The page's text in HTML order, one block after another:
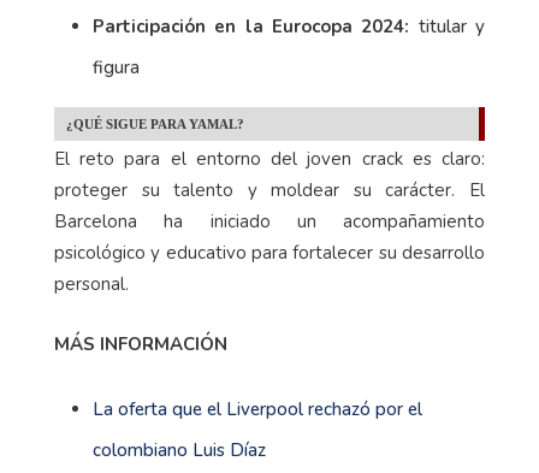
Participación en la Eurocopa 2024: titular y
figura
¿QUÉ SIGUE PARA YAMAL?
El reto para el entorno del joven crack es claro:
proteger su talento y moldear su carácter. El
Barcelona ha iniciado un acompañamiento
psicológico y educativo para fortalecer su desarrollo
personal.
MÁS INFORMACIÓN
La oferta que el Liverpool rechazó por el
colombiano Luis Díaz